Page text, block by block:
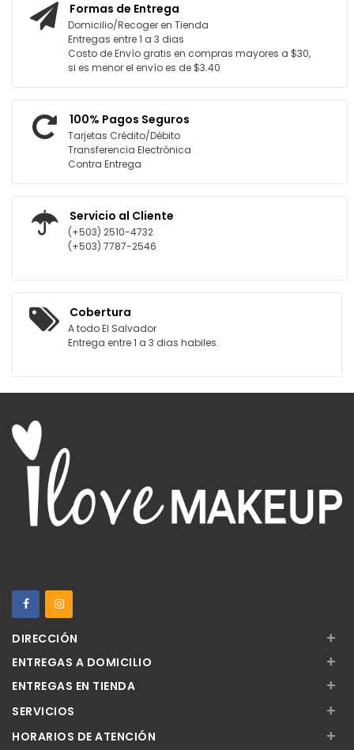
Formas de Entrega
Domicilio/Recoger en Tienda
Entregas entre 1 a 3 dias
Costo de Envío gratis en compras mayores a $30,
si es menor el envío es de $3.40
100% Pagos Seguros
Tarjetas Crédito/Débito
Transferencia Electrónica
Contra Entrega
Servicio al Cliente
(+503) 2510-4732
(+503) 7787-2546
Cobertura
A todo El Salvador
Entrega entre 1 a 3 dias habiles.
DIRECCIÓN +
ENTREGAS A DOMICILIO +
ENTREGAS EN TIENDA +
SERVICIOS +
HORARIOS DE ATENCIÓN +